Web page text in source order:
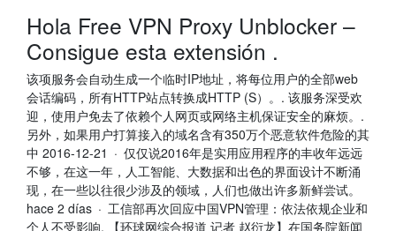
Hola Free VPN Proxy Unblocker –
Consigue esta extensión .
该项服务会自动生成一个临时IP地址，将每位用户的全部web
会话编码，所有HTTP站点转换成HTTP (S）。. 该服务深受欢
迎，使用户免去了依赖个人网页或网络主机保证安全的麻烦。.
另外，如果用户打算接入的域名含有350万个恶意软件危险的其
中 2016-12-21 · 仅仅说2016年是实用应用程序的丰收年远远
不够，在这一年，人工智能、大数据和出色的界面设计不断涌
现，在一些以往很少涉及的领域，人们也做出许多新鲜尝试。
hace 2 días · 工信部再次回应中国VPN管理：依法依规企业和
个人不受影响. 【环球网综合报道 记者 赵衍龙】在国务院新闻